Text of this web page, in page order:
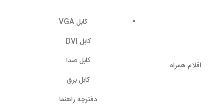
اقلام همراه
کابل VGA
کابل DVI
کابل صدا
کابل برق
دفترچه راهنما